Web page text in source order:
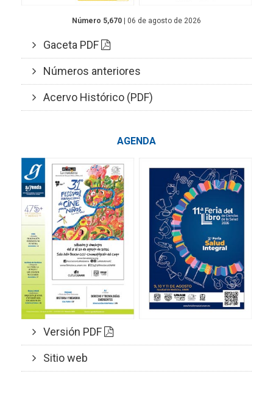
Número 5,670 | 06 de agosto de 2026
Gaceta PDF
Números anteriores
Acervo Histórico (PDF)
AGENDA
Versión PDF
Sitio web